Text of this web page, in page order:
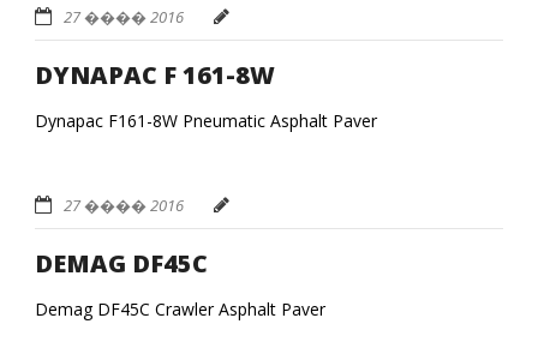
27 ���� 2016
DYNAPAC F 161-8W
Dynapac F161-8W Pneumatic Asphalt Paver
27 ���� 2016
DEMAG DF45C
Demag DF45C Crawler Asphalt Paver